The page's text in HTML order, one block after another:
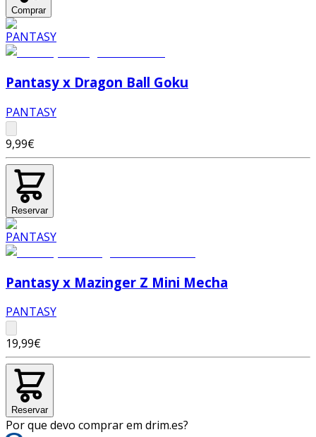
Comprar
Pantasy x Dragon Ball Goku
PANTASY
9,99€
Reservar
Pantasy x Mazinger Z Mini Mecha
PANTASY
19,99€
Reservar
Por que devo comprar em drim.es?